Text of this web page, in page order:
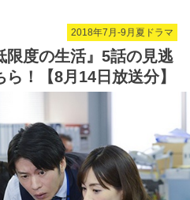
2018年7月-9月夏ドラマ
限度の生活』5話の見逃
！【8月14日放送分】